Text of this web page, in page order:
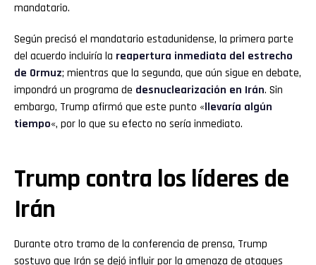
mandatario.
Según precisó el mandatario estadunidense, la primera parte
del acuerdo incluiría la reapertura inmediata del estrecho
de Ormuz; mientras que la segunda, que aún sigue en debate,
impondrá un programa de desnuclearización en Irán. Sin
embargo, Trump afirmó que este punto «llevaría algún
tiempo«, por lo que su efecto no sería inmediato.
Trump contra los líderes de
Irán
Durante otro tramo de la conferencia de prensa, Trump
sostuvo que Irán se dejó influir por la amenaza de ataques